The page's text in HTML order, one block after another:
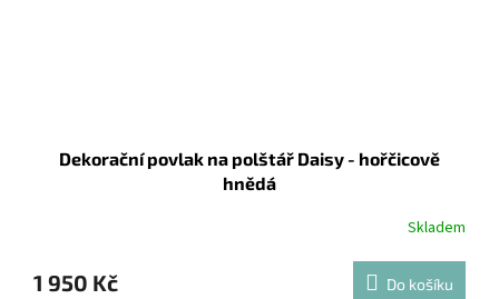
Dekorační povlak na polštář Daisy - hořčicově
hnědá
Skladem
1 950 Kč Do košíku